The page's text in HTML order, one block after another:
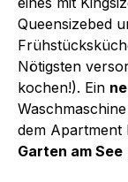
Queensizebed
Nötigsten
kochen!). Ein
dem Apartment
Garten am See